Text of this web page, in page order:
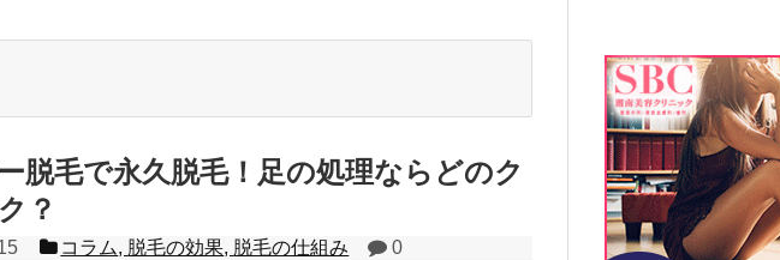
脱毛で永久脱毛！足の処理ならどのク
？
コラム, 脱毛の効果, 脱毛の仕組み
0